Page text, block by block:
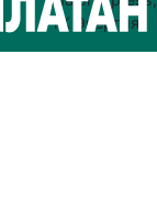
ТК Энергия